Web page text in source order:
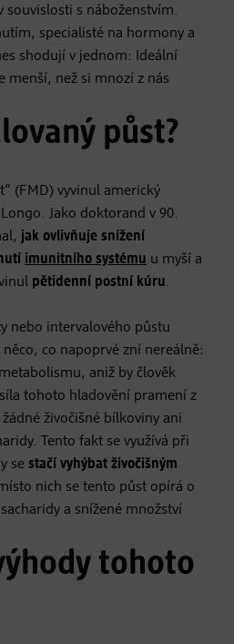
souvislosti s náboženstvím.
specialisté na hormony a
shodují v jednom: Ideální
menší, než si mnozí z nás
půst?
(FMD) vyvinul americký
Jako doktorand v 90.
jak ovlivňuje snížení
imunitního systému u myší a
pětidenní postní kúru.
nebo intervalového půstu
co napoprvé zní nereálně:
aniž by člověk
tohoto hladovění pramení z
živočišné bílkoviny ani
Tento fakt se využívá při
se stačí vyhýbat živočišným
nich se tento půst opírá o
a snížené množství
tohoto